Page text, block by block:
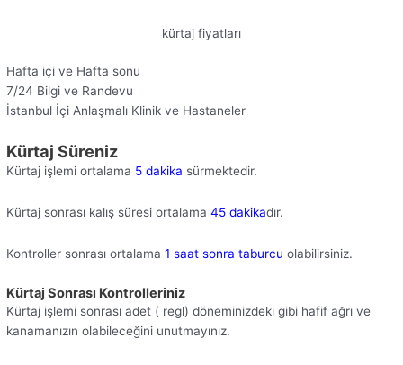
kürtaj fiyatları
Hafta içi ve Hafta sonu
7/24 Bilgi ve Randevu
İstanbul İçi Anlaşmalı Klinik ve Hastaneler
Kürtaj Süreniz
Kürtaj işlemi ortalama 5 dakika sürmektedir.
Kürtaj sonrası kalış süresi ortalama45 dakikadır.
Kontroller sonrası ortalama1 saat sonra taburcu olabilirsiniz.
Kürtaj Sonrası Kontrolleriniz
Kürtaj işlemi sonrası adet ( regl) döneminizdeki gibi hafif ağrı ve
kanamanızın olabileceğini unutmayınız.